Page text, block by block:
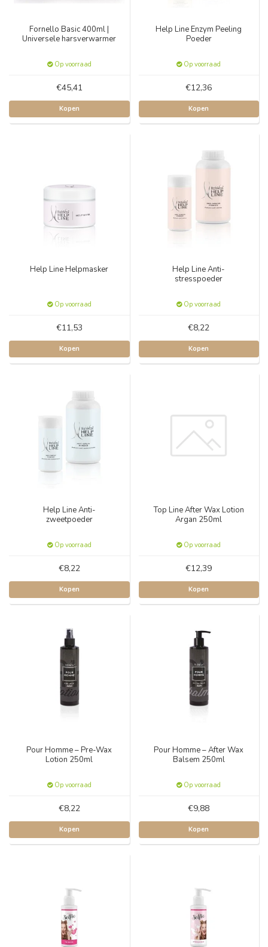
Fornello Basic 400ml |
Universele harsverwarmer
Op voorraad
€45,41
Kopen
Help Line Enzym Peeling
Poeder
Op voorraad
€12,36
Kopen
Help Line Helpmasker
Op voorraad
€11,53
Kopen
Help Line Anti-
stresspoeder
Op voorraad
€8,22
Kopen
Help Line Anti-
zweetpoeder
Op voorraad
€8,22
Kopen
Top Line After Wax Lotion
Argan 250ml
Op voorraad
€12,39
Kopen
Pour Homme – Pre-Wax
Lotion 250ml
Op voorraad
€8,22
Kopen
Pour Homme – After Wax
Balsem 250ml
Op voorraad
€9,88
Kopen